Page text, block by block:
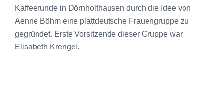
Kaffeerunde in Dörnholthausen durch die Idee von
Aenne Böhm eine plattdeutsche Frauengruppe zu
gegründet. Erste Vorsitzende dieser Gruppe war
Elisabeth Krengel.